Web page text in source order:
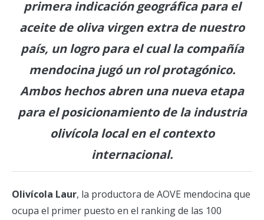
primera indicación geográfica para el
aceite de oliva virgen extra de nuestro
país, un logro para el cual la compañía
mendocina jugó un rol protagónico.
Ambos hechos abren una nueva etapa
para el posicionamiento de la industria
olivícola local en el contexto
internacional.
Olivícola Laur, la productora de AOVE mendocina que
ocupa el primer puesto en el ranking de las 100